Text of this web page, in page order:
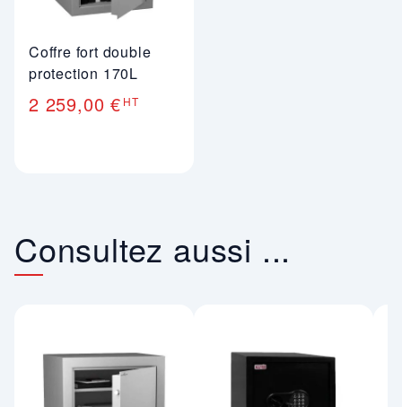
Coffre fort double
protection 170L
2 259,00 € HT
Consultez aussi ...